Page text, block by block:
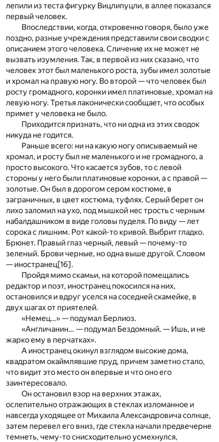
лепили из теста фигурку Вицлипуцли, в аллее показался
первый человек.
Впоследствии, когда, откровенно говоря, было уже
поздно, разные учреждения представили свои сводки с
описанием этого человека. Сличение их не может не
вызвать изумления. Так, в первой из них сказано, что
человек этот был маленького роста, зубы имел золотые
и хромал на правую ногу. Во второй — что человек был
росту громадного, коронки имел платиновые, хромал на
левую ногу. Третья лаконически сообщает, что особых
примет у человека не было.
Приходится признать, что ни одна из этих сводок
никуда не годится.
Раньше всего: ни на какую ногу описываемый не
хромал, и росту был не маленького и не громадного, а
просто высокого. Что касается зубов, то с левой
стороны у него были платиновые коронки, а с правой —
золотые. Он был в дорогом сером костюме, в
заграничных, в цвет костюма, туфлях. Серый берет он
лихо заломил на ухо, под мышкой нес трость с черным
набалдашником в виде головы пуделя. По виду — лет
сорока с лишним. Рот какой-то кривой. Выбрит гладко.
Брюнет. Правый глаз черный, левый — почему-то
зеленый. Брови черные, но одна выше другой. Словом
— иностранец[16].
Пройдя мимо скамьи, на которой помещались
редактор и поэт, иностранец покосился на них,
остановился и вдруг уселся на соседней скамейке, в
двух шагах от приятелей.
«Немец…» — подумал Берлиоз.
«Англичанин… — подумал Бездомный. — Ишь, и не
жарко ему в перчатках».
А иностранец окинул взглядом высокие дома,
квадратом окаймлявшие пруд, причем заметно стало,
что видит это место он впервые и что оно его
заинтересовало.
Он остановил взор на верхних этажах,
ослепительно отражающих в стеклах изломанное и
навсегда уходящее от Михаила Александровича солнце,
затем перевел его вниз, где стекла начали предвечерне
темнеть, чему-то снисходительно усмехнулся,